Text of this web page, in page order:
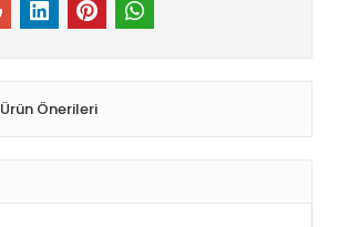
Ürün Önerileri